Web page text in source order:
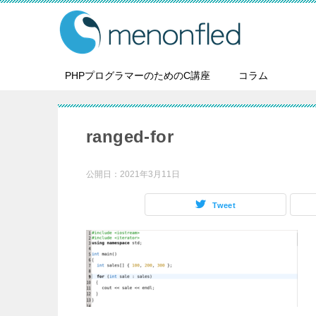
PHPプログラマーのためのC講座 コラム
ranged-for
公開日： 2021年3月11日
Tweet